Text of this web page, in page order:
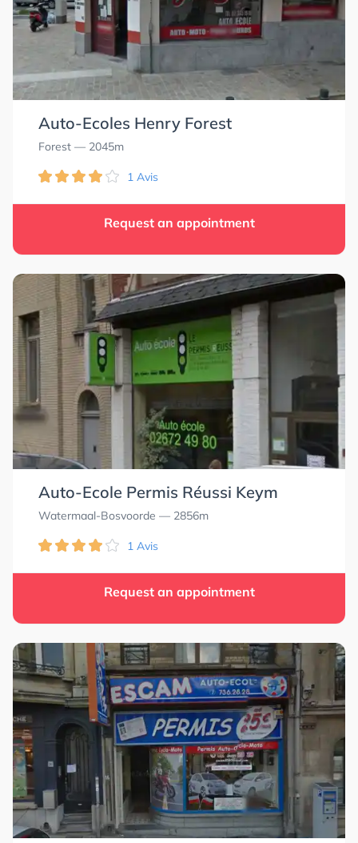
Auto-Ecoles Henry Forest
Forest — 2045m
1 Avis
Request an appointment
Auto-Ecole Permis Réussi Keym
Watermaal-Bosvoorde — 2856m
1 Avis
Request an appointment